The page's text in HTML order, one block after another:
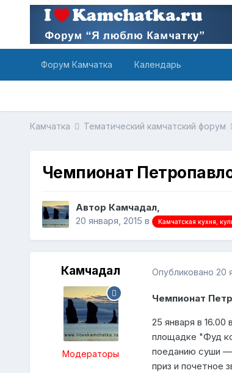
Форум Камчатка Календарь
Камчатка Тематический камчатский форум
Чемпионат
Автор Камчадал,
20 января, 2015 в Камчатская кухня,
Камчадал
Модераторы
Опубликовано 20
Чемпионат
25 января в
площадке "Фуд
поеданию суши —
приз и почетное